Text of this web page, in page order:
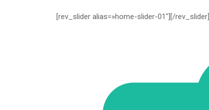
[rev_slider alias=»home-slider-01″][/rev_slider]